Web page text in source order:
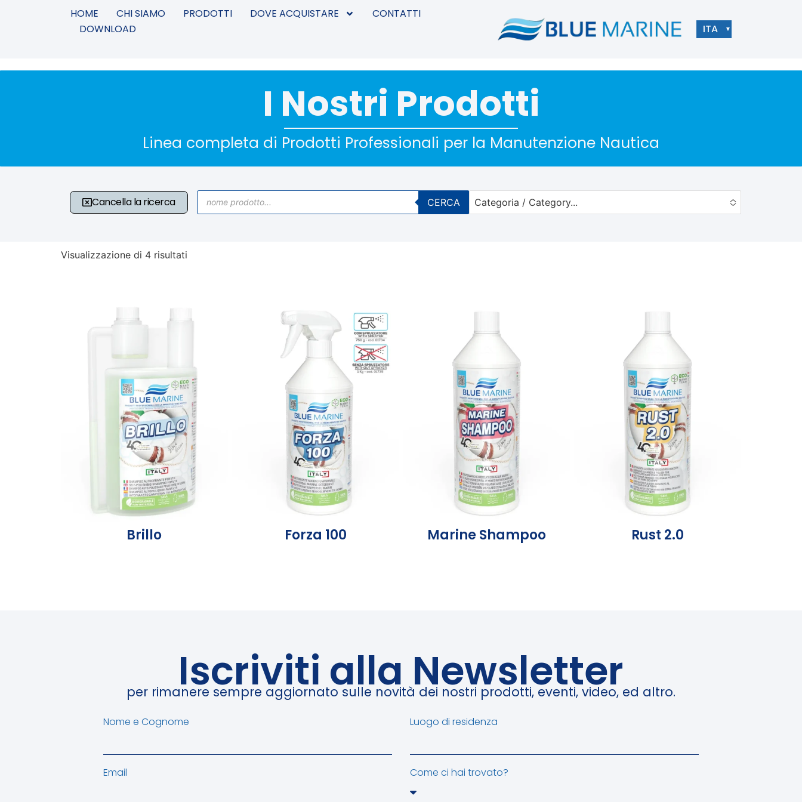
HOME CHI SIAMO PRODOTTI DOVE ACQUISTARE
CONTATTI
DOWNLOAD
ITA ▼
I Nostri Prodotti
Linea completa di Prodotti Professionali per la Manutenzione Nautica
Cancella la ricerca CERCA Categoria / Category...
Visualizzazione di 4 risultati
Brillo Forza 100 Marine Shampoo Rust 2.0
Iscriviti alla Newsletter
per rimanere sempre aggiornato sulle novità dei nostri prodotti, eventi, video, ed altro.
Nome e Cognome Luogo di residenza
Email Come ci hai trovato?